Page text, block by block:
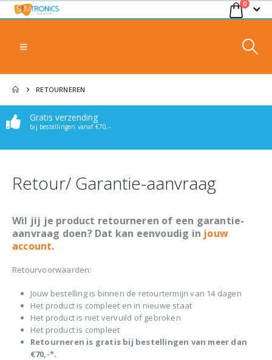
0
RETOURNEREN
Gratis verzending
bij bestellingen vanaf €70,-
Retour/ Garantie-aanvraag
Wil jij je product retourneren of een garantie-
aanvraag doen? Dat kan eenvoudig in jouw
account.
Retourvoorwaarden:
Jouw bestelling is binnen de retourtermijn van 14 dagen
Het product is compleet en in nieuwe staat
Het product is niet vervuild of gebroken
Het product is compleet
Retourneren is gratis bij bestellingen van meer dan
€70,-*.